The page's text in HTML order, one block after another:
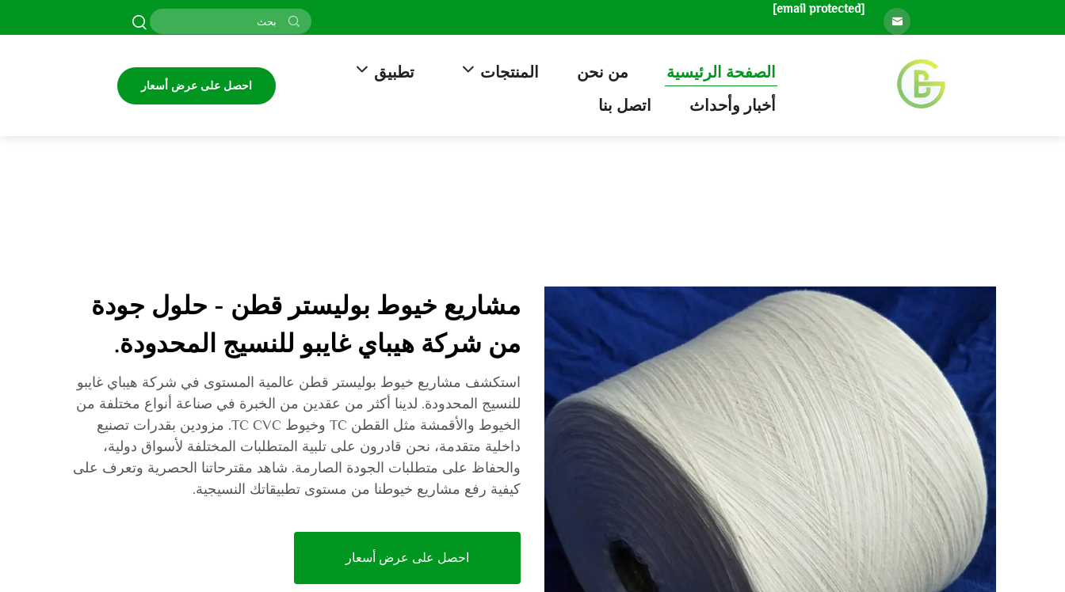
[email protected]
الصفحة الرئيسية من نحن المنتجات
تطبيق
أخبار وأحداث
اتصل بنا
احصل على عرض أسعار
مشاريع خيوط بوليستر قطن - حلول جودة
من شركة هيباي غايبو للنسيج المحدودة.
استكشف مشاريع خيوط بوليستر قطن عالمية المستوى في شركة هيباي غايبو
للنسيج المحدودة. لدينا أكثر من عقدين من الخبرة في صناعة أنواع مختلفة من
الخيوط والأقمشة مثل القطن TC وخيوط TC CVC. مزودين بقدرات تصنيع
داخلية متقدمة، نحن قادرون على تلبية المتطلبات المختلفة لأسواق دولية،
والحفاظ على متطلبات الجودة الصارمة. شاهد مقترحاتنا الحصرية وتعرف على
كيفية رفع مشاريع خيوطنا من مستوى تطبيقاتك النسيجية.
احصل على عرض أسعار